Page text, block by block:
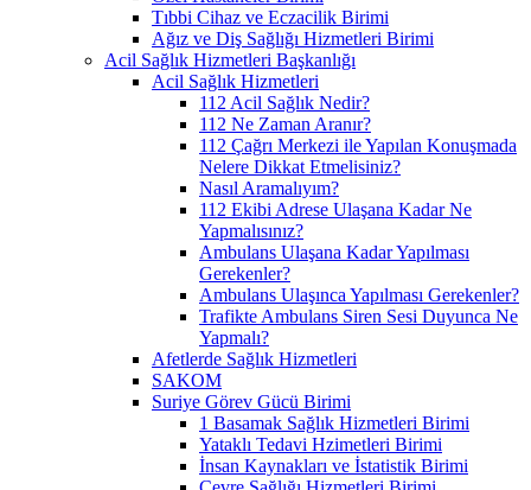
Tıbbi Cihaz ve Eczacilik Birimi
Ağız ve Diş Sağlığı Hizmetleri Birimi
Acil Sağlık Hizmetleri Başkanlığı
Acil Sağlık Hizmetleri
112 Acil Sağlık Nedir?
112 Ne Zaman Aranır?
112 Çağrı Merkezi ile Yapılan Konuşmada
Nelere Dikkat Etmelisiniz?
Nasıl Aramalıyım?
112 Ekibi Adrese Ulaşana Kadar Ne
Yapmalısınız?
Ambulans Ulaşana Kadar Yapılması
Gerekenler?
Ambulans Ulaşınca Yapılması Gerekenler?
Trafikte Ambulans Siren Sesi Duyunca Ne
Yapmalı?
Afetlerde Sağlık Hizmetleri
SAKOM
Suriye Görev Gücü Birimi
1 Basamak Sağlık Hizmetleri Birimi
Yataklı Tedavi Hzimetleri Birimi
İnsan Kaynakları ve İstatistik Birimi